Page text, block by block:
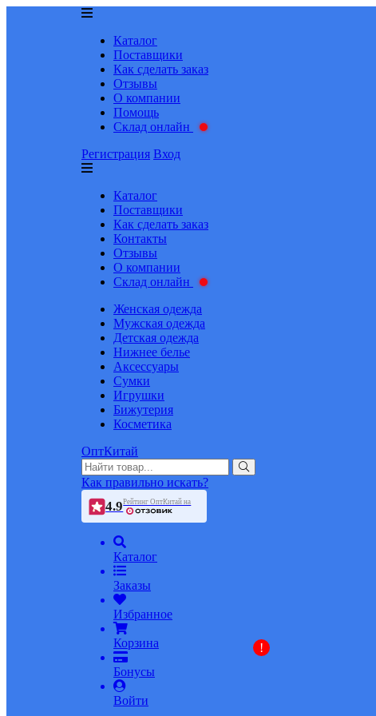
Каталог
Поставщики
Как сделать заказ
Отзывы
О компании
Помощь
Склад онлайн
Регистрация Вход
Каталог
Поставщики
Как сделать заказ
Контакты
Отзывы
О компании
Склад онлайн
Женская одежда
Мужская одежда
Детская одежда
Нижнее белье
Аксессуары
Сумки
Игрушки
Бижутерия
Косметика
ОптКитай
Как правильно искать?
4.9Рейтинг ОптКитай на
Каталог
Заказы
Избранное
Корзина
Бонусы
!
Войти